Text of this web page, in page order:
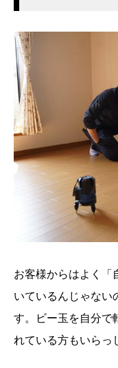
お客様からはよく「
いているんじゃない
す。ビー玉を自分で
れている方もいらっ